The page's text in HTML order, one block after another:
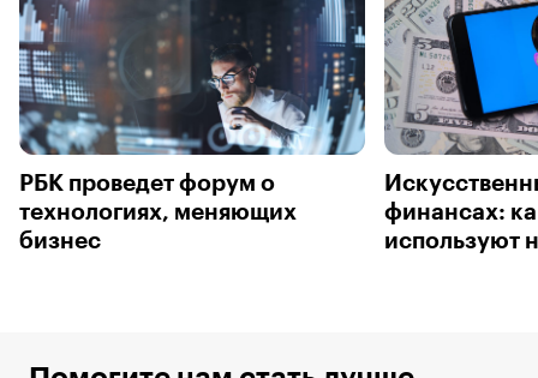
РБК проведет форум о
технологиях, меняющих
бизнес
финансах:
используют